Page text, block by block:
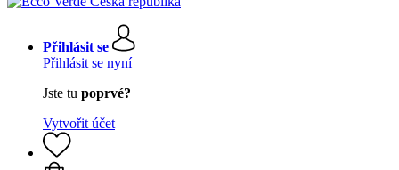
Přihlásit se
Přihlásit se nyní
Jste tu poprvé?
Vytvořit účet